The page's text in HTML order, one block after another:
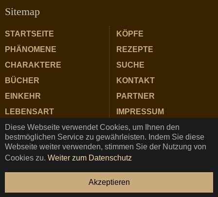
Diese Webseite verwendet Cookies, um Ihnen den
bestmöglichen Service zu gewährleisten. Indem Sie diese
Webseite weiter verwenden, stimmen Sie der Nutzung von
Cookies zu. Weiter zum Datenschutz
Akzeptieren
Sitemap
STARTSEITE
PHÄNOMENE
CHARAKTERE
BÜCHER
EINKEHR
LEBENSART
ZUTATEN
KÖPFE
REZEPTE
SUCHE
KONTAKT
PARTNER
IMPRESSUM
DATENSCHUTZ
TARTUFFEL © Copyright 2025 ★ Magazin für Gastrosophie